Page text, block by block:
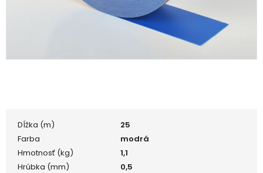
Dĺžka (m)
25
Farba
modrá
Hmotnosť (kg)
1,1
Hrúbka (mm)
0,5